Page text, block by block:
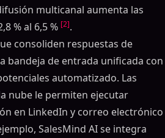
multicanal aumenta las
% al 6,5 % [2].
consoliden respuestas de
bandeja de entrada unificada con
automatizado. Las
nube le permiten ejecutar
en LinkedIn y correo electrónico
SalesMind AI se integra